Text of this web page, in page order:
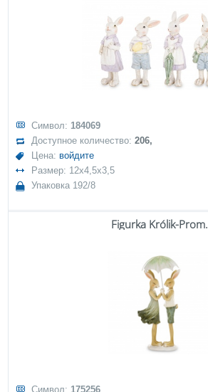
Символ: 184069
Доступное количество:206,
Цена: войдите
Размер: 12x4,5x3,5
Упаковка 192/8
Figurka Królik-Prom.
Символ: 175256